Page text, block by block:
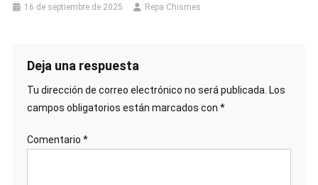
16 de septiembre de 2025 Repa Chismes
Deja una respuesta
Tu dirección de correo electrónico no será publicada. Los
campos obligatorios están marcados con *
Comentario *